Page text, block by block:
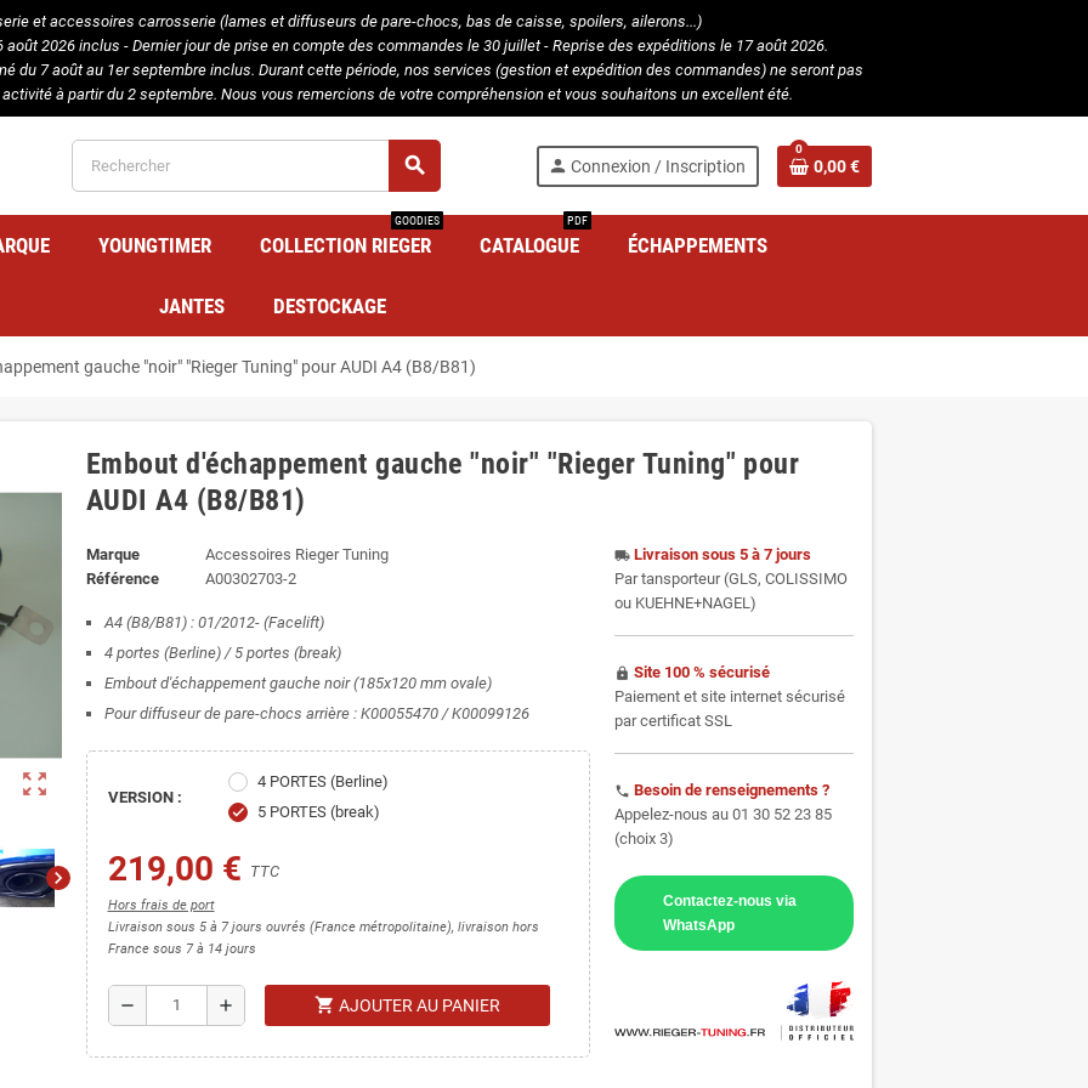
et accessoires carrosserie (lames et diffuseurs de pare-chocs, bas de caisse, spoilers, ailerons...)
août 2026 inclus - Dernier jour de prise en compte des commandes le 30 juillet - Reprise des expéditions le 17 août 2026.
du 7 août au 1er septembre inclus. Durant cette période, nos services (gestion et expédition des commandes) ne seront pas
à partir du 2 septembre. Nous vous remercions de votre compréhension et vous souhaitons un excellent été.
search person Connexion / Inscription
0
0,00 €
YOUNGTIMER COLLECTION RIEGER
GOODIES
CATALOGUE
PDF
ÉCHAPPEMENTS
JANTES DESTOCKAGE
gauche "noir" "Rieger Tuning" pour AUDI A4 (B8/B81)
zoom_out_map
chevron_right
Embout d'échappement gauche "noir" "Rieger Tuning" pour
AUDI A4 (B8/B81)
Marque
Accessoires Rieger Tuning
Référence
A00302703-2
A4 (B8/B81) : 01/2012- (Facelift)
4 portes (Berline) / 5 portes (break)
Embout d'échappement gauche noir (185x120 mm ovale)
Pour diffuseur de pare-chocs arrière : K00055470 / K00099126
VERSION :
4 PORTES (Berline)
check 5 PORTES (break)
219,00 € TTC
Hors frais de port
Livraison sous 5 à 7 jours ouvrés (France métropolitaine), livraison hors
France sous 7 à 14 jours
remove add shopping_cart AJOUTER AU PANIER
local_shipping Livraison sous 5 à 7 jours
Par tansporteur (GLS, COLISSIMO
ou KUEHNE+NAGEL)
https Site 100 % sécurisé
Paiement et site internet sécurisé
par certificat SSL
phone Besoin de renseignements ?
Appelez-nous au 01 30 52 23 85
(choix 3)
Contactez-nous via
WhatsApp